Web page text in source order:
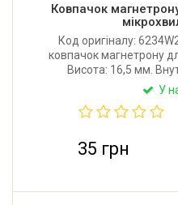
Ковпачок
Код оригіналу:
ковпачок магнетрону
Висота: 16,5 мм.
У
35 грн